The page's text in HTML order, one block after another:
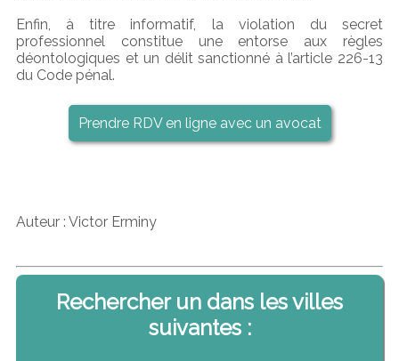
Enfin, à titre informatif, la violation du secret
professionnel constitue une entorse aux règles
déontologiques et un délit sanctionné à l’article 226-13
du Code pénal.
Prendre RDV en ligne avec un avocat
Auteur : Victor Erminy
Rechercher un dans les villes
suivantes :